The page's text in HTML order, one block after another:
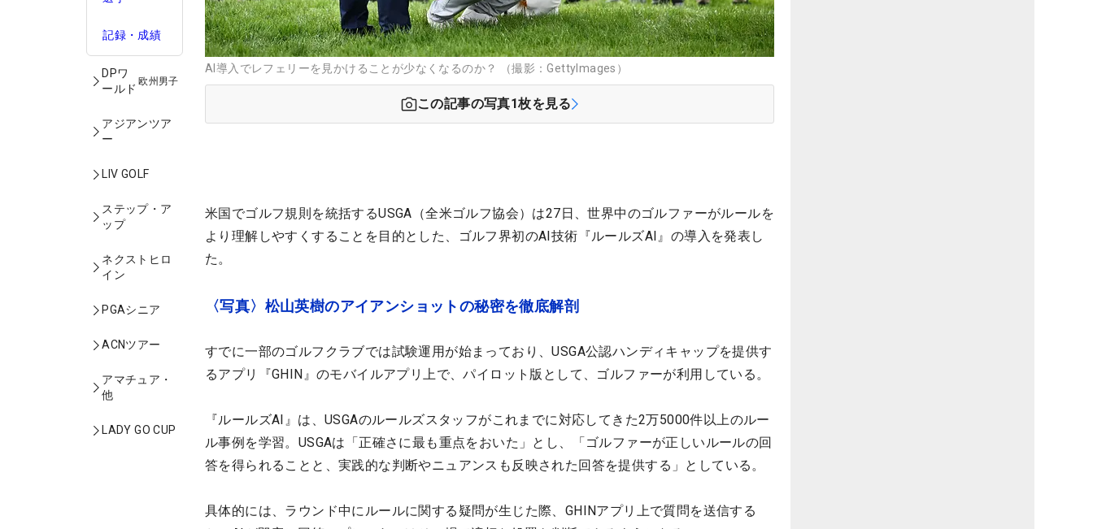
記録・成績
DPワ
ールド
欧州男子
アジアンツア
ー
LIV GOLF
ステップ・ア
ップ
ネクストヒロ
イン
PGAシニア
ACNツアー
アマチュア・
他
LADY GO CUP
AI導入でレフェリーを見かけることが少なくなるのか？ （撮影：GettyImages）
この記事の写真1枚を見る
米国でゴルフ規則を統括するUSGA（全米ゴルフ協会）は27日、世界中のゴルファーがルールを
より理解しやすくすることを目的とした、ゴルフ界初のAI技術『ルールズAI』の導入を発表し
た。
〈写真〉松山英樹のアイアンショットの秘密を徹底解剖
すでに一部のゴルフクラブでは試験運用が始まっており、USGA公認ハンディキャップを提供す
るアプリ『GHIN』のモバイルアプリ上で、パイロット版として、ゴルファーが利用している。
『ルールズAI』は、USGAのルールズスタッフがこれまでに対応してきた2万5000件以上のルー
ル事例を学習。USGAは「正確さに最も重点をおいた」とし、「ゴルファーが正しいルールの回
答を得られることと、実践的な判断やニュアンスも反映された回答を提供する」としている。
具体的には、ラウンド中にルールに関する疑問が生じた際、GHINアプリ上で質問を送信する